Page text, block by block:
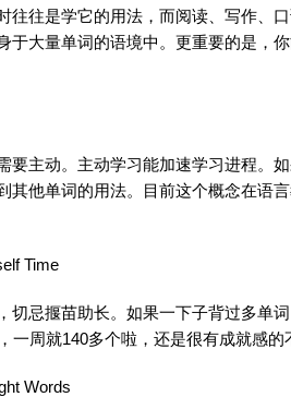
往往是学它的用法，而阅读 、写作、
于大量单词的语境中。更重要的是，
要主动。主动学习能加速学习进程。
其他单词的用法。目前这个概念在语
Time
切忌揠苗助长。如果一下子背过多单词
一周就140多个啦，还是很有成就感的
Words